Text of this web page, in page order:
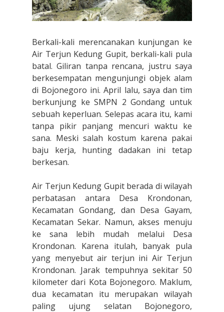
Berkali-kali merencanakan kunjungan ke
Air Terjun Kedung Gupit, berkali-kali pula
batal. Giliran tanpa rencana, justru saya
berkesempatan mengunjungi objek alam
di Bojonegoro ini. April lalu, saya dan tim
berkunjung ke SMPN 2 Gondang untuk
sebuah keperluan. Selepas acara itu, kami
tanpa pikir panjang mencuri waktu ke
sana. Meski salah kostum karena pakai
baju kerja, hunting dadakan ini tetap
berkesan.
Air Terjun Kedung Gupit berada di wilayah
perbatasan antara Desa Krondonan,
Kecamatan Gondang, dan Desa Gayam,
Kecamatan Sekar. Namun, akses menuju
ke sana lebih mudah melalui Desa
Krondonan. Karena itulah, banyak pula
yang menyebut air terjun ini Air Terjun
Krondonan. Jarak tempuhnya sekitar 50
kilometer dari Kota Bojonegoro. Maklum,
dua kecamatan itu merupakan wilayah
paling ujung selatan Bojonegoro,